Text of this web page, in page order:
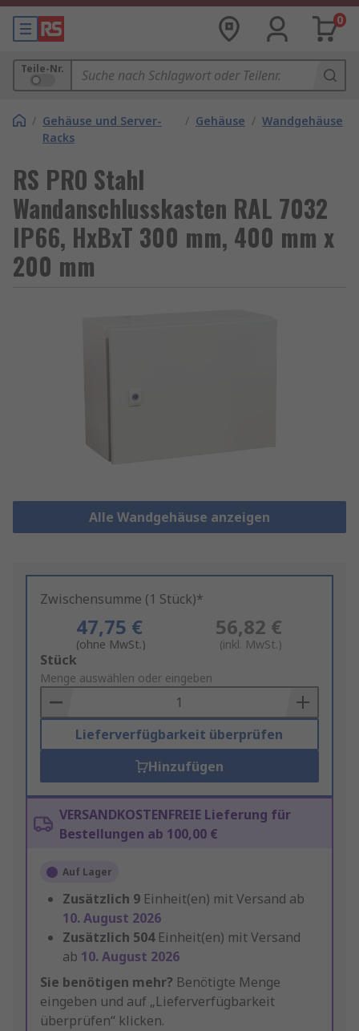
0
Teile-Nr.
/ Gehäuse und Server-
Racks
/ Gehäuse / Wandgehäuse
RS PRO Stahl
Wandanschlusskasten RAL 7032
IP66, HxBxT 300 mm, 400 mm x
200 mm
Alle Wandgehäuse anzeigen
Zwischensumme (1 Stück)*
47,75 €
(ohne MwSt.)
56,82 €
(inkl. MwSt.)
Add
to
Basket
Stück
Menge auswählen oder eingeben
Lieferverfügbarkeit überprüfen
Hinzufügen
VERSANDKOSTENFREIE Lieferung für
Bestellungen ab 100,00 €
Auf Lager
Zusätzlich 9 Einheit(en) mit Versand ab
10. August 2026
Zusätzlich 504 Einheit(en) mit Versand
ab 10. August 2026
Sie benötigen mehr? Benötigte Menge
eingeben und auf „Lieferverfügbarkeit
überprüfen“ klicken.